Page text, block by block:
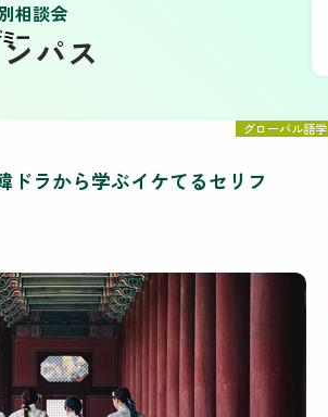
相談会
パス
グローバル語学
ドラから学ぶイケてるセリフ